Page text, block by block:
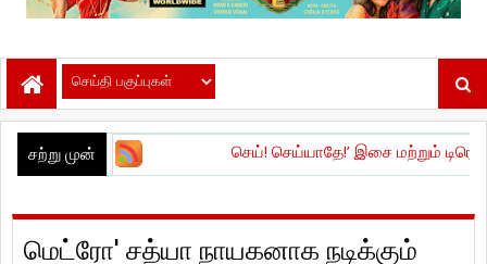
சற்று முன் செய்! செய்யாதே!’ இசை மற்றும் டிரெய்லர் வெளியீட்டு
மெட்ரோ' சத்யா நாயகனாக நடிக்கும்